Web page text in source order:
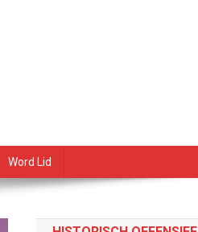
Word Lid